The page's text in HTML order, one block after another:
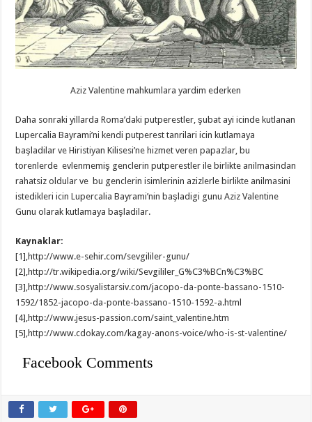
Aziz Valentine mahkumlara yardim ederken
Daha sonraki yillarda Roma’daki putperestler, şubat ayi icinde kutlanan
Lupercalia Bayrami’ni kendi putperest tanrilari icin kutlamaya
başladilar ve Hiristiyan Kilisesi’ne hizmet veren papazlar, bu
torenlerde evlenmemiş genclerin putperestler ile birlikte anilmasindan
rahatsiz oldular ve bu genclerin isimlerinin azizlerle birlikte anilmasini
istedikleri icin Lupercalia Bayrami’nin başladigi gunu Aziz Valentine
Gunu olarak kutlamaya başladilar.
Kaynaklar:
[1],http://www.e-sehir.com/sevgililer-gunu/
[2],http://tr.wikipedia.org/wiki/Sevgililer_G%C3%BCn%C3%BC
[3],http://www.sosyalistarsiv.com/jacopo-da-ponte-bassano-1510-
1592/1852-jacopo-da-ponte-bassano-1510-1592-a.html
[4],http://www.jesus-passion.com/saint_valentine.htm
[5],http://www.cdokay.com/kagay-anons-voice/who-is-st-valentine/
Facebook Comments